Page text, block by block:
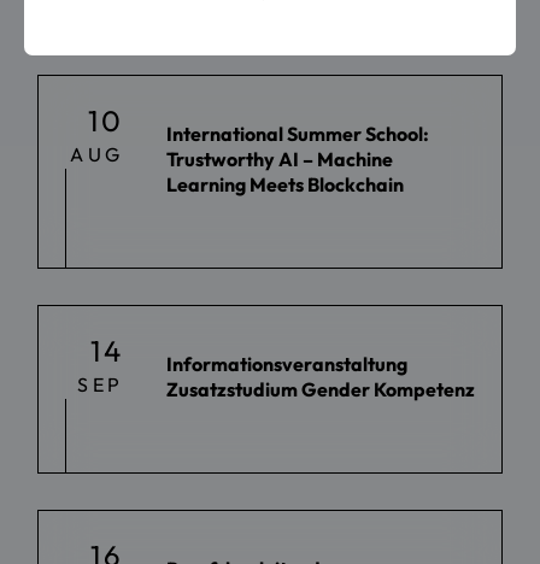
10
AUG
International Summer School:
Trustworthy AI – Machine
Learning Meets Blockchain
14
SEP
Informationsveranstaltung
Zusatzstudium Gender Kompetenz
16